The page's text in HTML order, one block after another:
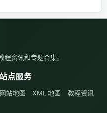
资讯和专题合集。
站点服务
网站地图 XML 地图 教程资讯